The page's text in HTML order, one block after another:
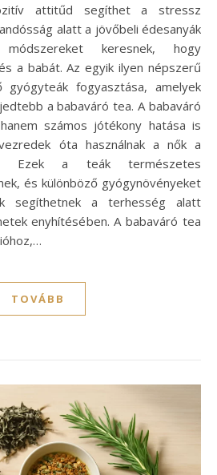
attitűd segíthet a stressz
alatt a jövőbeli édesanyák
módszereket keresnek, hogy
a babát. Az egyik ilyen népszerű
gyógyteák fogyasztása, amelyek
a babaváró tea. A babaváró
számos jótékony hatása is
óta használnak a nők a
Ezek a teák természetes
és különböző gyógynövényeket
segíthetnek a terhesség alatt
enyhítésében. A babaváró tea
TOVÁBB